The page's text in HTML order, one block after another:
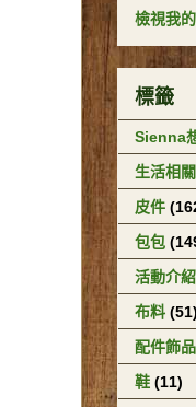
檢視我
標籤
Sienna
生活相
皮件
包包
活動介紹
布料 (51)
配件飾品
鞋 (11)